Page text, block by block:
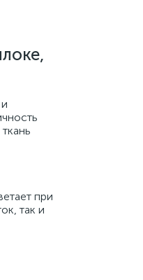
при
так и